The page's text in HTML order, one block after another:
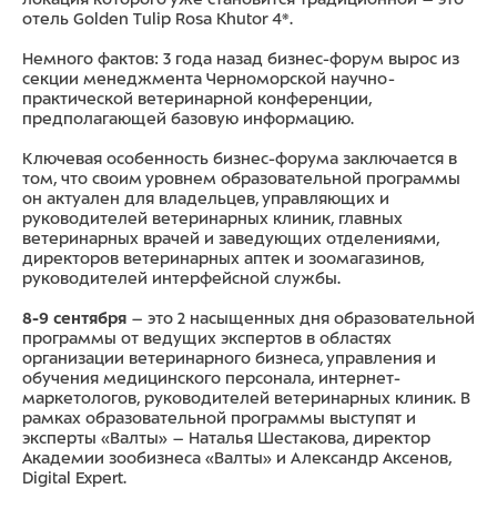
отель Golden Tulip Rosa Khutor 4*.
Немного фактов: 3 года назад бизнес-форум вырос из
секции менеджмента Черноморской научно-
практической ветеринарной конференции,
предполагающей базовую информацию.
Ключевая особенность бизнес-форума заключается в
том, что своим уровнем образовательной программы
он актуален для владельцев, управляющих и
руководителей ветеринарных клиник, главных
ветеринарных врачей и заведующих отделениями,
директоров ветеринарных аптек и зоомагазинов,
руководителей интерфейсной службы.
8-9 сентября – это 2 насыщенных дня образовательной
программы от ведущих экспертов в областях
организации ветеринарного бизнеса, управления и
обучения медицинского персонала, интернет-
маркетологов, руководителей ветеринарных клиник. В
рамках образовательной программы выступят и
эксперты «Валты» – Наталья Шестакова, директор
Академии зообизнеса «Валты» и Александр Аксенов,
Digital Expert.